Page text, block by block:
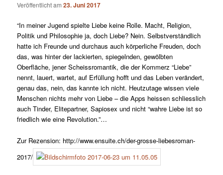
Veröffentlicht am23. Juni 2017
“In meiner Jugend spielte Liebe keine Rolle. Macht, Religion,
Politik und Philosophie ja, doch Liebe? Nein. Selbstverständlich
hatte ich Freunde und durchaus auch körperliche Freuden, doch
das, was hinter der lackierten, spiegelnden, gewölbten
Oberfläche, jener Scheissromantik, die der Kommerz “Liebe”
nennt, lauert, wartet, auf Erfüllung hofft und das Leben verändert,
genau das, nein, das kannte ich nicht. Heutzutage wissen viele
Menschen nichts mehr von Liebe – die Apps heissen schliesslich
auch Tinder, Elitepartner, Sapiosex und nicht “wahre Liebe ist so
friedlich wie eine Revolution.”…
Zur Rezension: http://www.ensuite.ch/der-grosse-liebesroman-
2017/